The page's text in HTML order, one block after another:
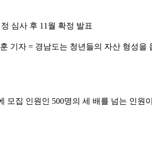
심사 후 11월 확정 발표
기자 = 경남도는 청년들의 자산 형성을
모집 인원인 500명의 세 배를 넘는 인